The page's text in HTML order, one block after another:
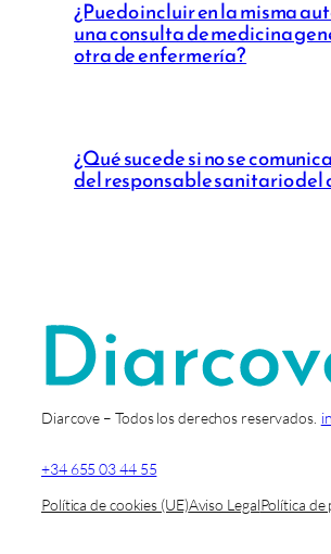
¿Puedo incluir en la misma
una consulta de medicina
otra de enfermería?
¿Qué sucede si no se
del responsable sanitario del
Diarcove – Todos los derechos reservados.
+34 655 03 44 55
Política de cookies (UE)Aviso LegalPolítica de